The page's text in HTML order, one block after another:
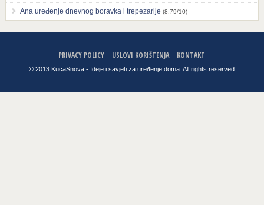
Ana uređenje dnevnog boravka i trepezarije (8.79/10)
PRIVACY POLICY USLOVI KORIŠTENJA KONTAKT
© 2013 KucaSnova - Ideje i savjeti za uređenje doma. All rights reserved